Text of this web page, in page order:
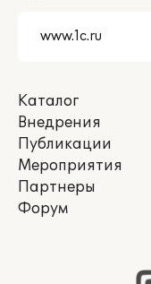
Каталог
Внедрения
Публикации
Мероприятия
Партнеры
Форум